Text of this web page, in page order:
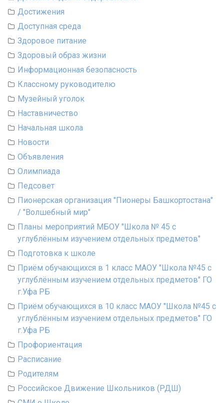
Достижения
Доступная среда
Здоровое питание
Здоровый образ жизни
Информационная безопасность
Классному руководителю
Музейный уголок
Наставничество
Начальная школа
Новости
Объявления
Олимпиада
Педсовет
Пионерская организация "Пионеры Башкортостана"
/ "Волшебный мир"
Планы мероприятий МБОУ "Школа № 45 с
углублённым изучением отдельных предметов"
Подготовка к школе
Приём обучающихся в 1 класс МАОУ "Школа №45 с
углублённым изучением отдельных предметов" ГО
г.Уфа РБ
Приём обучающихся в 10 класс МАОУ "Школа №45 с
углублённым изучением отдельных предметов" ГО
г.Уфа РБ
Профориентация
Расписание
Родителям
Российское Движение Школьников (РДШ)